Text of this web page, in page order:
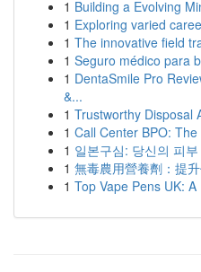
1 Building a Evolving
1 Exploring varied
1 The innovative field
1 Seguro médico para
1 DentaSmile Pro
&...
1 Trustworthy Disposal
1 Call Center BPO:
1 일본구심: 당신의 피
1 無毒農用營養劑：提
1 Top Vape Pens UK: